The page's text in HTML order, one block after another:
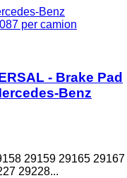
Benz
per camion
- Brake Pad
Benz
29159 29165 29167
29228...